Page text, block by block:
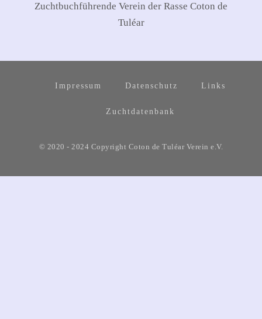
Zuchtbuchführende Verein der Rasse Coton de
Tuléar
Impressum Datenschutz Links
Zuchtdatenbank
© 2020 - 2024 Copyright Coton de Tuléar Verein e.V.